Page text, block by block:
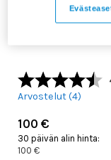
Arvostelut (4)
100 €
30 päivän alin hinta:
100 €